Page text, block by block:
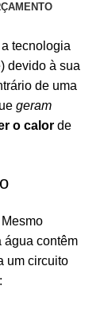
tecnologia
devido à sua
de uma
geram
o calor de
água contêm
um circuito